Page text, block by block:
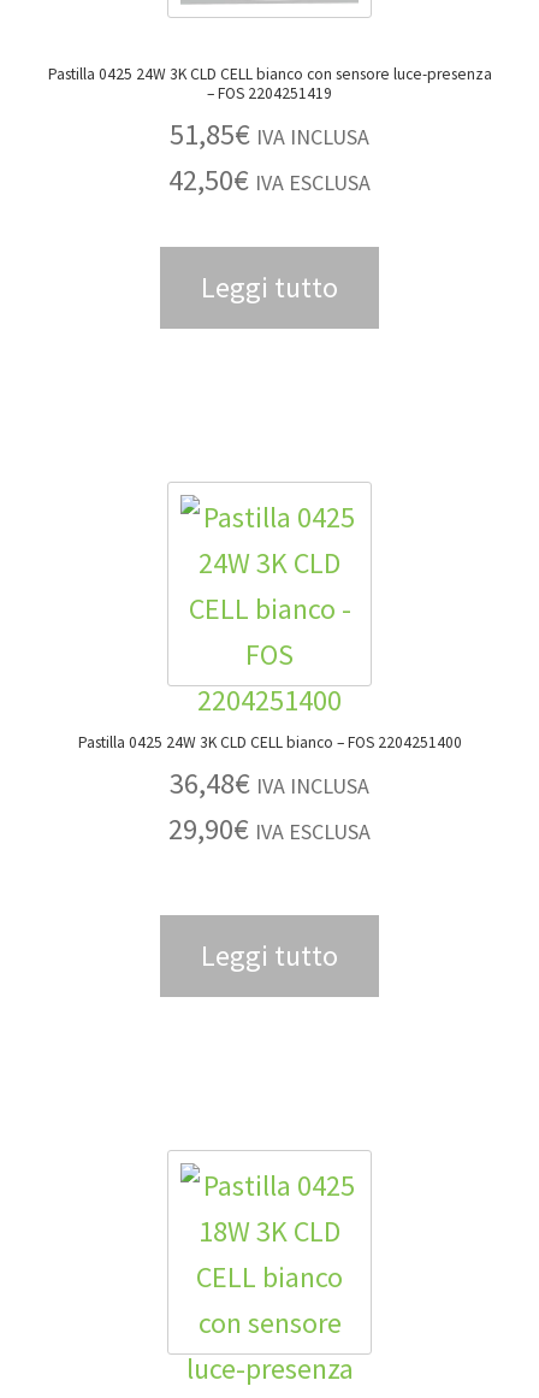
Pastilla 0425 24W 3K CLD CELL bianco con sensore luce-presenza
– FOS 2204251419
51,85€ IVA INCLUSA
42,50€ IVA ESCLUSA
Leggi tutto
Pastilla 0425 24W 3K CLD CELL bianco – FOS 2204251400
36,48€ IVA INCLUSA
29,90€ IVA ESCLUSA
Leggi tutto